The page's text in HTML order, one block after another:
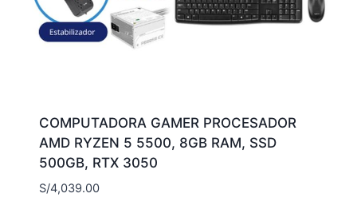
COMPUTADORA GAMER PROCESADOR
AMD RYZEN 5 5500, 8GB RAM, SSD
500GB, RTX 3050
S/4,039.00